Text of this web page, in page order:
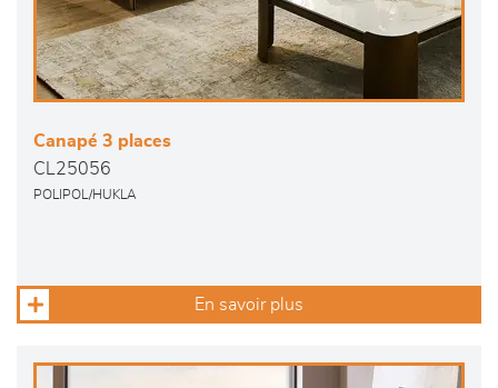
Canapé 3 places
CL25056
POLIPOL/HUKLA
En savoir plus